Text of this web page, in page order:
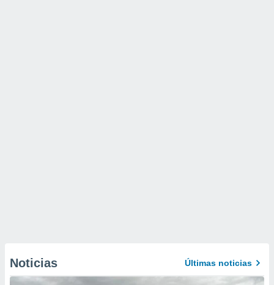
Noticias Últimas noticias